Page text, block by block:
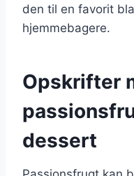
den til en favorit
hjemmebagere.
Opskrifter
dessert